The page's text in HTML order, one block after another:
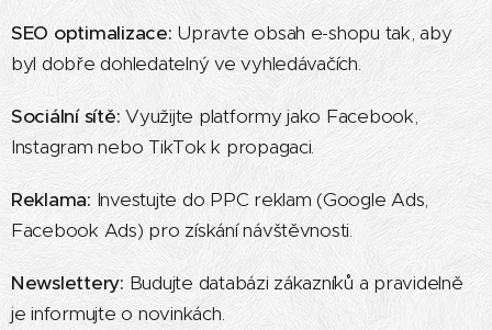
SEO optimalizace: Upravte obsah e-shopu tak, aby
byl dobře dohledatelný ve vyhledávačích.
Sociální sítě: Využijte platformy jako Facebook,
Instagram nebo TikTok k propagaci.
Reklama: Investujte do PPC reklam (Google Ads,
Facebook Ads) pro získání návštěvnosti.
Newslettery: Budujte databázi zákazníků a pravidelně
je informujte o novinkách.